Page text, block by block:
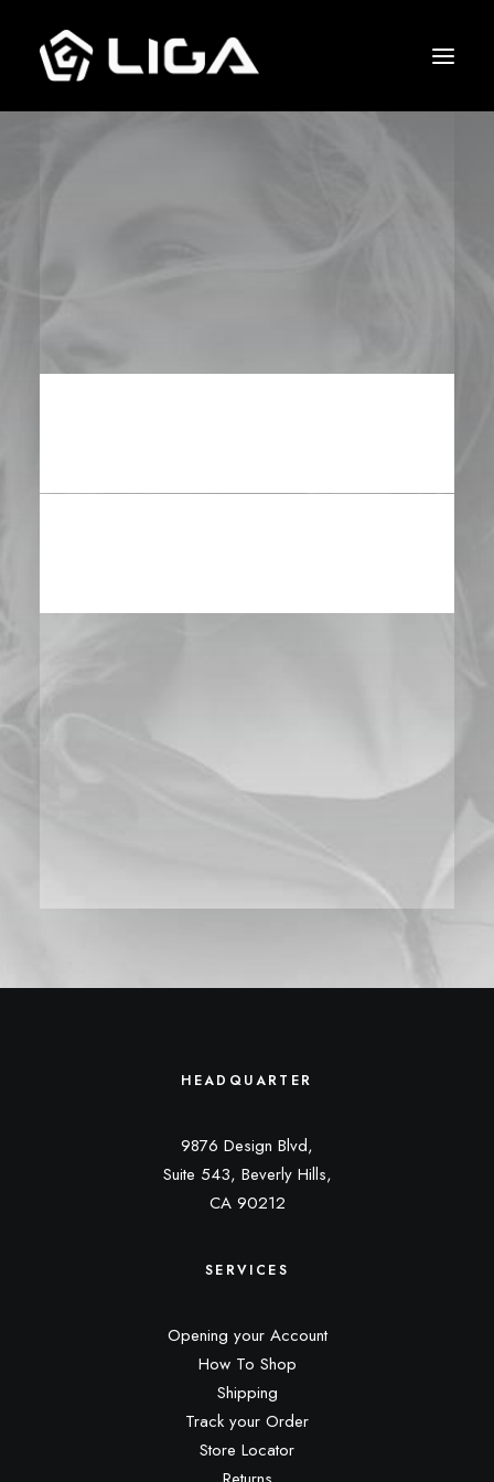
Quem jogou junto
HEADQUARTER
9876 Design Blvd,
Suite 543, Beverly Hills,
CA 90212
SERVICES
Opening your Account
How To Shop
Shipping
Track your Order
Store Locator